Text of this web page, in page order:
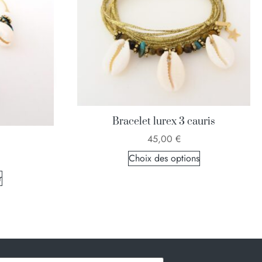
Bracelet lurex 3 cauris
45,00 €
Choix des options